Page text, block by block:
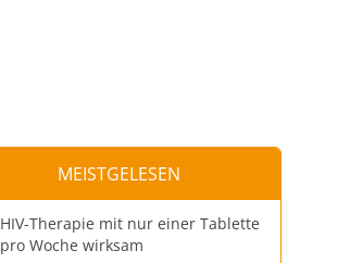
MEISTGELESEN
HIV-Therapie mit nur einer Tablette
pro Woche wirksam